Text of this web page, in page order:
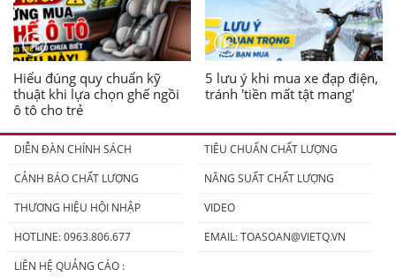
Hiểu đúng quy chuẩn kỹ
thuật khi lựa chọn ghế ngồi
ô tô cho trẻ
5 lưu ý khi mua xe đạp điện,
tránh 'tiền mất tật mang'
DIỄN ĐÀN CHÍNH SÁCH
TIÊU CHUẨN CHẤT LƯỢNG
CẢNH BÁO CHẤT LƯỢNG
NĂNG SUẤT CHẤT LƯỢNG
THƯƠNG HIỆU HỘI NHẬP
VIDEO
HOTLINE: 0963.806.677
EMAIL:TOASOAN@VIETQ.VN
LIÊN HỆ QUẢNG CÁO :